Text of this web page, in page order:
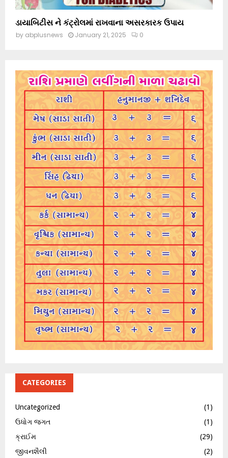
ડાયાબિટીસ ને કંટ્રોલમાં રાખવાના અસરકારક ઉપાય
by abplusnews January 21, 2025 0
CATEGORIES
Uncategorized
(1)
ઉધોગ જગત
(1)
ક્રાઈમ
(29)
જીવનશૈલી
(2)